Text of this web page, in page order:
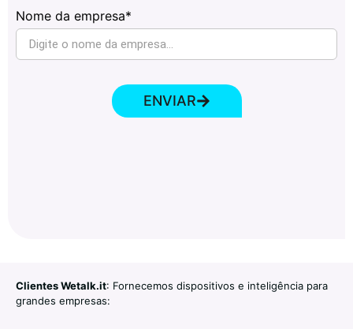
Nome da empresa*
ENVIAR
Clientes Wetalk.it: Fornecemos dispositivos e inteligência para
grandes empresas: